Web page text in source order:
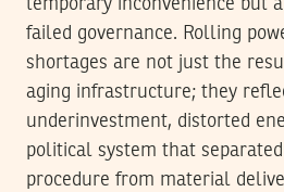
temporary inconvenience but
failed governance. Rolling
shortages are not just the
aging infrastructure; they
underinvestment, distorted
political system that
procedure from material